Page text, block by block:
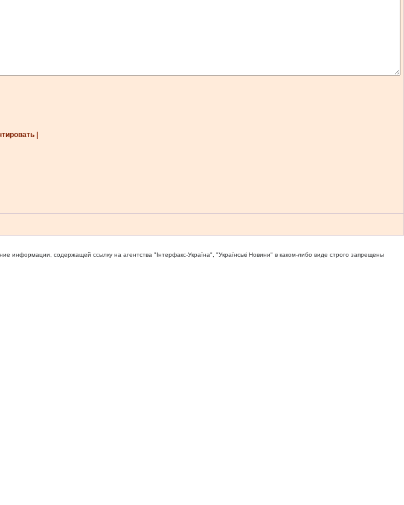
|
информации, содержащей ссылку на агентства "Iнтерфакс-Україна", "Українськi Новини" в каком-либо виде строго запрещены